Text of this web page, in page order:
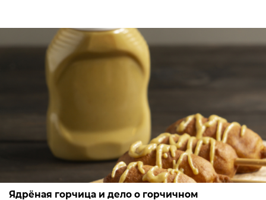
Ядрёная горчица и дело о горчичном